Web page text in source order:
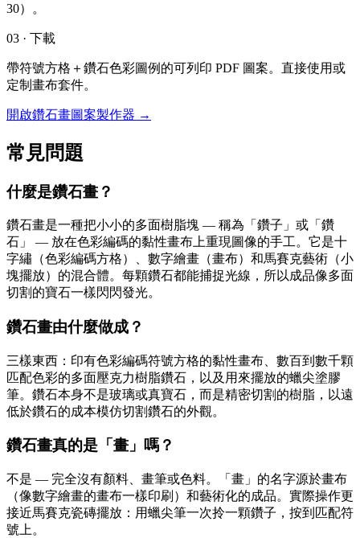
30）。
03 · 下載
帶符號方格＋鑽石色彩圖例的可列印 PDF 圖案。直接使用或
定制畫布套件。
開啟鑽石畫圖案製作器 →
常見問題
什麼是鑽石畫？
鑽石畫是一種把小小的多面樹脂塊 — 稱為「鑽子」或「鑽
石」 — 放在色彩編碼的黏性畫布上重現圖像的手工。它是十
字繡（色彩編碼方格）、數字繪畫（畫布）和馬賽克藝術（小
塊擺放）的混合體。每顆鑽石都能捕捉光線，所以成品像多面
切割的寶石一樣閃閃發光。
鑽石畫由什麼做成？
三樣東西：印有色彩編碼符號方格的黏性畫布、數百到數千顆
匹配色彩的多面壓克力樹脂鑽石，以及用來擺放的蠟尖塗膠
筆。鑽石本身不是玻璃或真寶石，而是精密切割的樹脂，以遠
低於鑽石的成本模仿切割鑽石的外觀。
鑽石畫真的是「畫」嗎？
不是 — 完全沒有顏料、畫筆或色料。「畫」的名字源於畫布
（像數字繪畫的畫布一樣印刷）和藝術化的成品。實際操作更
接近馬賽克瓷磚擺放：用蠟尖筆一次拎一顆鑽子，按到匹配符
號上。